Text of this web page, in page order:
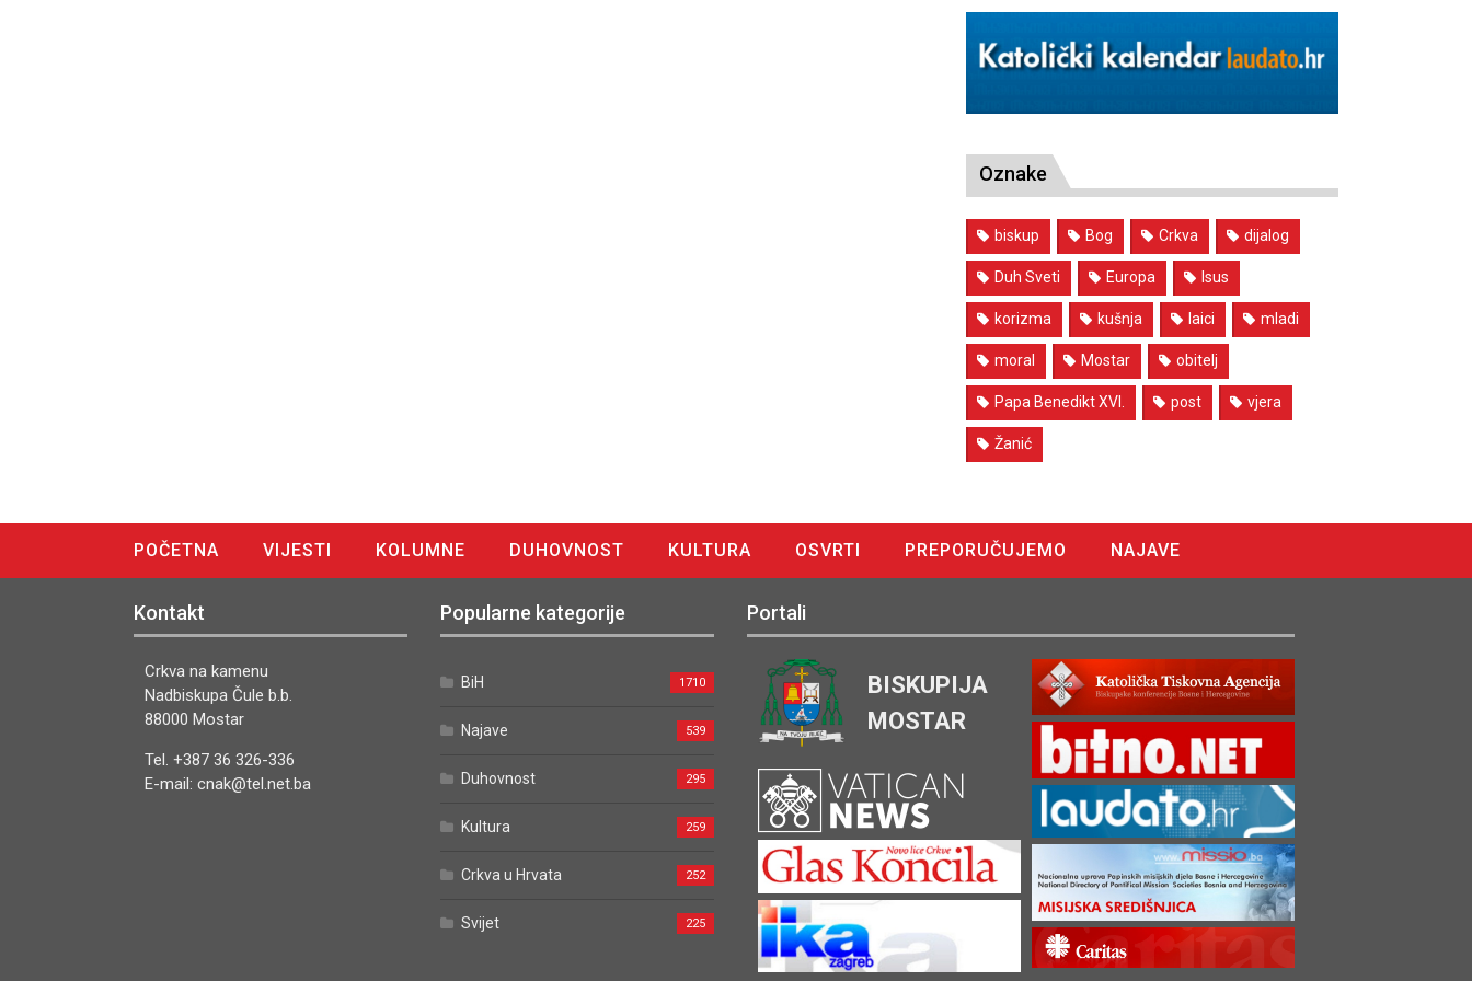
Oznake
biskup Bog Crkva dijalog
Duh Sveti Europa Isus
korizma kušnja laici mladi
moral Mostar obitelj
Papa Benedikt XVI. post vjera
Žanić
POČETNA VIJESTI KOLUMNE DUHOVNOST KULTURA OSVRTI PREPORUČUJEMO
NAJAVE
Kontakt
Crkva na kamenu
Nadbiskupa Čule b.b.
88000 Mostar
Tel. +387 36 326-336
E-mail: cnak@tel.net.ba
Popularne kategorije
BiH 1710
Najave 539
Duhovnost 295
Kultura 259
Crkva u Hrvata 252
Svijet 225
Portali
BISKUPIJA
MOSTAR